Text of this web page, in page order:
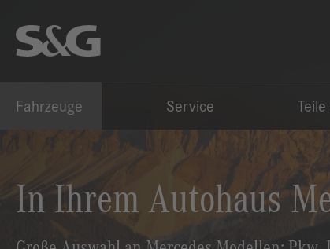
Fahrzeuge Service
The all-new